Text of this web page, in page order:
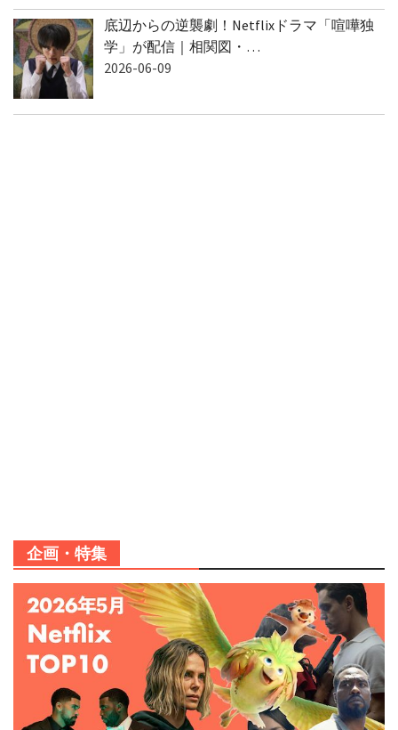
底辺からの逆襲劇！Netflixドラマ「喧嘩独
学」が配信｜相関図・…
2026-06-09
企画・特集